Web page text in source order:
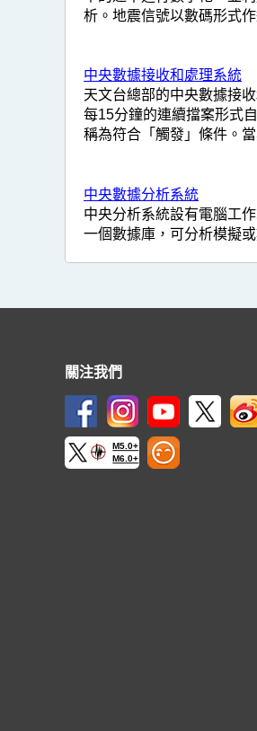
析。地震信號以數碼形式
中央數據接收和處理系統
天文台總部的中央數據接
每15分鐘的連續擋案形式
稱為符合「觸發」條件。
中央數據分析系統
中央分析系統設有電腦工
一個數據庫，可分析模擬
關注我們
M5.0+
M6.0+